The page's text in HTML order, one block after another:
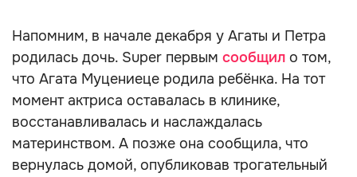
Напомним, в начале декабря у Агаты и Петра
родилась дочь. Super первым сообщил о том,
что Агата Муцениеце родила ребёнка. На тот
момент актриса оставалась в клинике,
восстанавливалась и наслаждалась
материнством. А позже она сообщила, что
вернулась домой, опубликовав трогательный